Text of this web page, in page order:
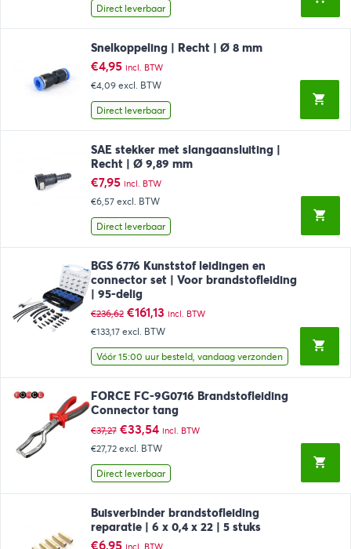
Direct leverbaar
Snelkoppeling | Recht | Ø 8 mm
€4,95 incl. BTW
€4,09 excl. BTW
Direct leverbaar
SAE stekker met slangaansluiting |
Recht | Ø 9,89 mm
€7,95 incl. BTW
€6,57 excl. BTW
Direct leverbaar
BGS 6776 Kunststof leidingen en
connector set | Voor brandstofleiding
| 95-delig
€236,62 Oorspronkelijke
prijs
was:
€236,62.
€161,13Huidige
prijs
is:
€161,13.
incl. BTW
€133,17 excl. BTW
Vóór 15:00 uur besteld, vandaag verzonden
FORCE FC-9G0716 Brandstofleiding
Connector tang
€37,27 Oorspronkelijke
prijs
was:
€37,27.
€33,54Huidige
prijs
is:
€33,54.
incl. BTW
€27,72 excl. BTW
Direct leverbaar
Buisverbinder brandstofleiding
reparatie | 6 x 0,4 x 22 | 5 stuks
€6,95 incl. BTW